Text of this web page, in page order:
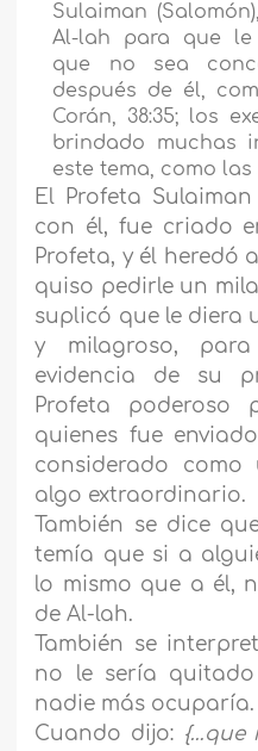
Sulaiman
Al-lah para que
que no sea
después de él,
Corán, 38:35; los
brindado muchas
este tema, como
El Profeta
con él, fue criado
Profeta, y él heredó
quiso pedirle un
suplicó que le diera
y milagroso,
evidencia de su
Profeta poderoso
quienes fue
considerado
algo extraordinario.
También se dice
temía que si a
lo mismo que a él,
de Al-lah.
También se
no le sería
nadie más ocuparía.
Cuando dijo: {…que